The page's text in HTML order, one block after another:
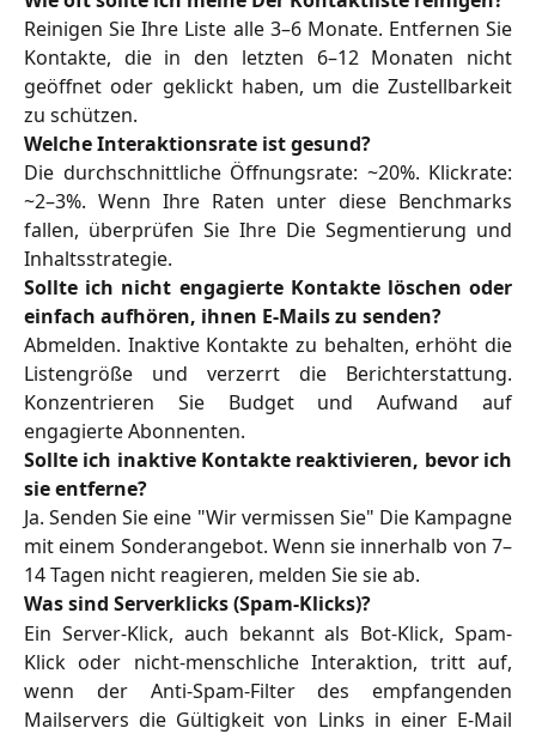
Reinigen Sie Ihre Liste alle 3–6 Monate. Entfernen Sie
Kontakte, die in den letzten 6–12 Monaten nicht
geöffnet oder geklickt haben, um die Zustellbarkeit
zu schützen.
Welche Interaktionsrate ist gesund?
Die durchschnittliche Öffnungsrate: ~20%. Klickrate:
~2–3%. Wenn Ihre Raten unter diese Benchmarks
fallen, überprüfen Sie Ihre Die Segmentierung und
Inhaltsstrategie.
Sollte ich nicht engagierte Kontakte löschen oder
einfach aufhören, ihnen E-Mails zu senden?
Abmelden. Inaktive Kontakte zu behalten, erhöht die
Listengröße und verzerrt die Berichterstattung.
Konzentrieren Sie Budget und Aufwand auf
engagierte Abonnenten.
Sollte ich inaktive Kontakte reaktivieren, bevor ich
sie entferne?
Ja. Senden Sie eine "Wir vermissen Sie" Die Kampagne
mit einem Sonderangebot. Wenn sie innerhalb von 7–
14 Tagen nicht reagieren, melden Sie sie ab.
Was sind Serverklicks (Spam-Klicks)?
Ein Server-Klick, auch bekannt als Bot-Klick, Spam-
Klick oder nicht-menschliche Interaktion, tritt auf,
wenn der Anti-Spam-Filter des empfangenden
Mailservers die Gültigkeit von Links in einer E-Mail